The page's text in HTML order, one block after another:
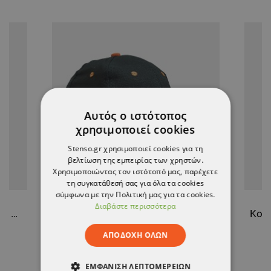
Κοντομάνικη μπλούζα PAYPER PRINT WHITE
2,98 €
Αυτός ο ιστότοπος
χρησιμοποιεί cookies
Stenso.gr χρησιμοποιεί cookies για τη
βελτίωση της εμπειρίας των χρηστών.
Χρησιμοποιώντας τον ιστότοπό μας, παρέχετε
τη συγκατάθεσή σας για όλα τα cookies
σύμφωνα με την Πολιτική μας για τα cookies.
Διαβάστε περισσότερα
ΑΠΟΔΟΧΉ ΌΛΩΝ
ΕΜΦΆΝΙΣΗ ΛΕΠΤΟΜΕΡΕΙΏΝ